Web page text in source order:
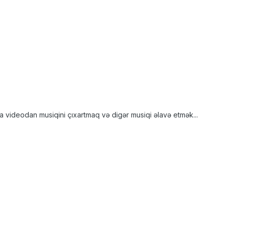
videodan musiqini çıxartmaq və digər musiqi əlavə etmək...